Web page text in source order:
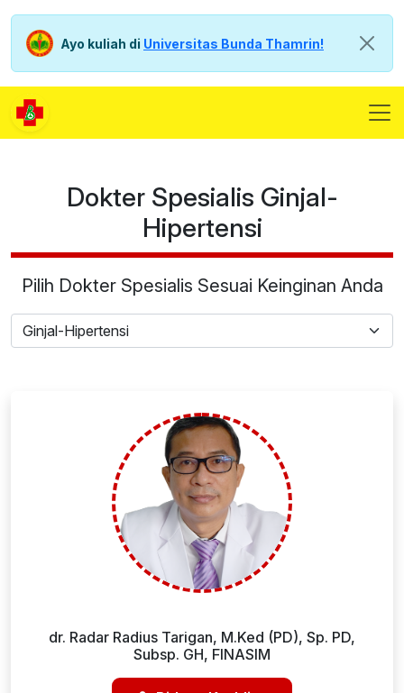
Ayo kuliah di Universitas Bunda Thamrin!
Dokter Spesialis Ginjal-
Hipertensi
Pilih Dokter Spesialis Sesuai Keinginan Anda
Ginjal-Hipertensi
dr. Radar Radius Tarigan, M.Ked (PD), Sp. PD,
Subsp. GH, FINASIM